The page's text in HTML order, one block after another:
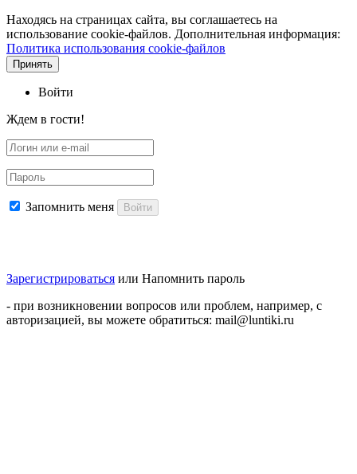
Находясь на страницах сайта, вы соглашаетесь на
использование cookie-файлов. Дополнительная информация:
Политика использования cookie-файлов
Принять
Войти
Ждем в гости!
Запомнить меня Войти
Зарегистрироваться или Напомнить пароль
- при возникновении вопросов или проблем, например, с
авторизацией, вы можете обратиться: mail@luntiki.ru